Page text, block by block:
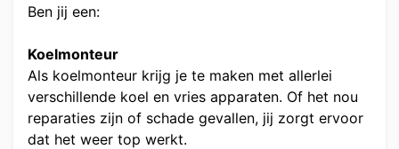
Ben jij een:
Koelmonteur
Als koelmonteur krijg je te maken met allerlei
verschillende koel en vries apparaten. Of het nou
reparaties zijn of schade gevallen, jij zorgt ervoor
dat het weer top werkt.